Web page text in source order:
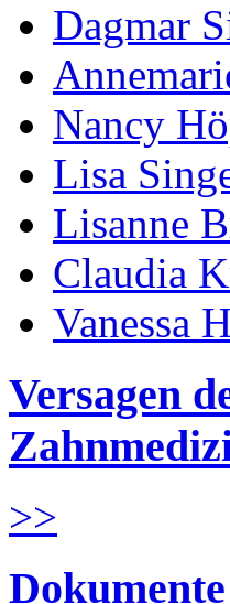
Dagmar
Nancy
Lisa
Lisanne
Claudia
Vanessa
Versagen
>>